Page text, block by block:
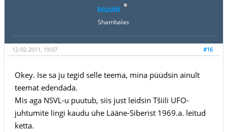
Müstik
Shambalas
#16
12-02-2011, 19:07
Okey. Ise sa ju tegid selle teema, mina püüdsin ainult
teemat edendada.
Mis aga NSVL-u puutub, siis just leidsin Tšiili UFO-
juhtumite lingi kaudu ühe Lääne-Siberist 1969.a. leitud
ketta.